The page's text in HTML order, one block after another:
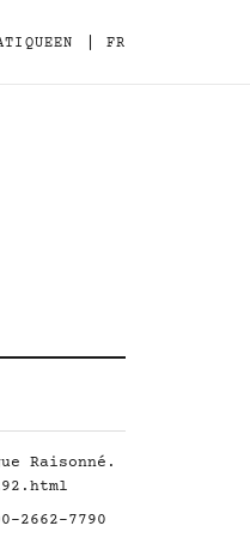
EN FR
Raisonné.
2662-7790